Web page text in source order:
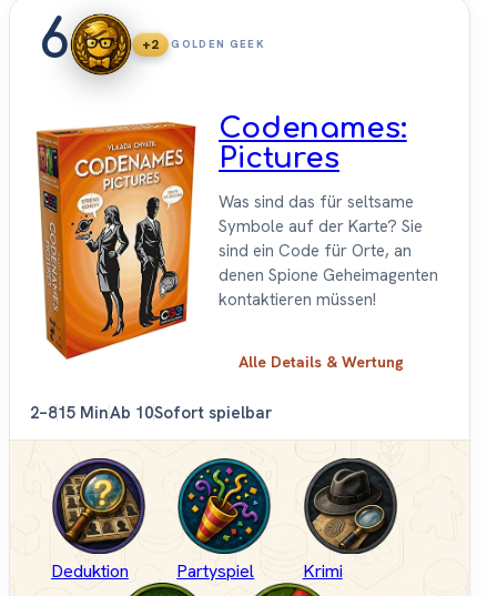
6 +2 GOLDEN GEEK
Codenames:
Pictures
Was sind das für seltsame
Symbole auf der Karte? Sie
sind ein Code für Orte, an
denen Spione Geheimagenten
kontaktieren müssen!
Alle Details & Wertung
2–815 MinAb 10Sofort spielbar
Deduktion Partyspiel Krimi